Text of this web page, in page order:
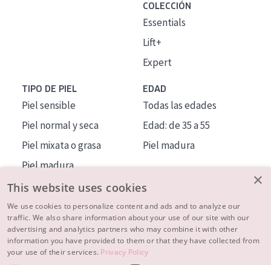
COLECCIÓN
Essentials
Lift+
Expert
TIPO DE PIEL
Piel sensible
Piel normal y seca
Piel mixata o grasa
Piel madura
Piel expuesta al sol
Piel menopáusica
EDAD
Todas las edades
Edad: de 35 a 55
Piel madura
MÁS SOBRE NOSOTROS
INSPIRACIÓN
×
This website uses cookies
We use cookies to personalize content and ads and to analyze our
traffic. We also share information about your use of our site with our
advertising and analytics partners who may combine it with other
information you have provided to them or that they have collected from
your use of their services. Privacy Policy